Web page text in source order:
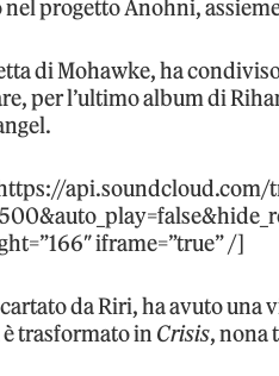
progetto Anohni,
di Mohawke, ha
per l’ultimo album di
api.soundcloud.com/
iframe=”true” /]
da Riri, ha avuto una
trasformato in Crisis, nona